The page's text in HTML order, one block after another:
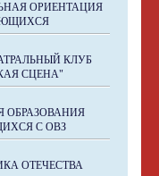
ОРИЕНТАЦИЯ
КЛУБ
СЦЕНА"
ОБРАЗОВАНИЯ
С ОВЗ
ОТЕЧЕСТВА